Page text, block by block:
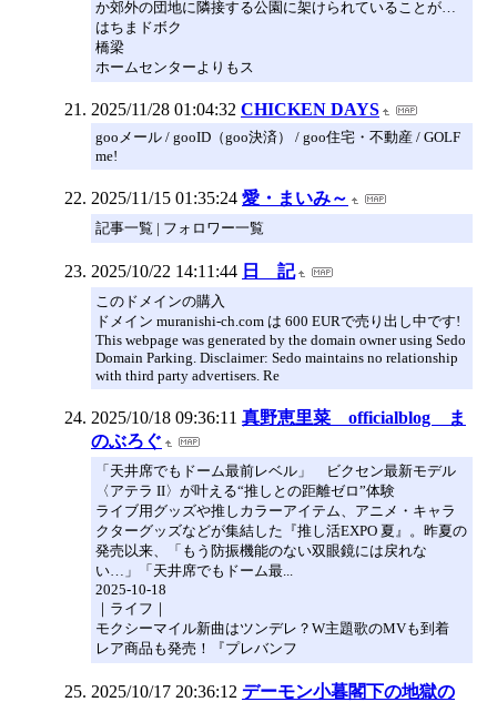
か郊外の団地に隣接する公園に架けられていることが…
はちまドボク
橋梁
ホームセンターよりもス
2025/11/28 01:04:32 CHICKEN DAYS
gooメール / gooID（goo決済） / goo住宅・不動産 / GOLF
me!
2025/11/15 01:35:24 愛・まいみ～
記事一覧 | フォロワー一覧
2025/10/22 14:11:44 日 記
このドメインの購入
ドメイン muranishi-ch.com は 600 EURで売り出し中です!
This webpage was generated by the domain owner using Sedo
Domain Parking. Disclaimer: Sedo maintains no relationship
with third party advertisers. Re
2025/10/18 09:36:11 真野恵里菜 officialblog ま
のぶろぐ
「天井席でもドーム最前レベル」 ビクセン最新モデル
〈アテラ II〉が叶える“推しとの距離ゼロ”体験
ライブ用グッズや推しカラーアイテム、アニメ・キャラ
クターグッズなどが集結した『推し活EXPO 夏』。昨夏の
発売以来、「もう防振機能のない双眼鏡には戻れな
い…」「天井席でもドーム最...
2025-10-18
｜ライフ｜
モクシーマイル新曲はツンデレ？W主題歌のMVも到着
レア商品も発売！『プレバンフ
2025/10/17 20:36:12 デーモン小暮閣下の地獄の